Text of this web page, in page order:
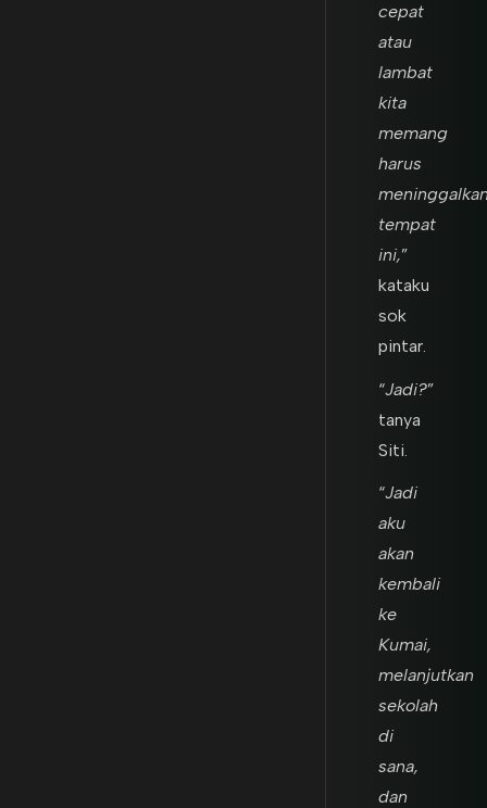
cepat
atau
lambat
kita
memang
harus
tempat
ini,”
kataku
sok
pintar.
“Jadi?”
tanya
Siti.
“Jadi
aku
akan
kembali
ke
Kumai,
melanjutkan
sekolah
di
sana,
dan